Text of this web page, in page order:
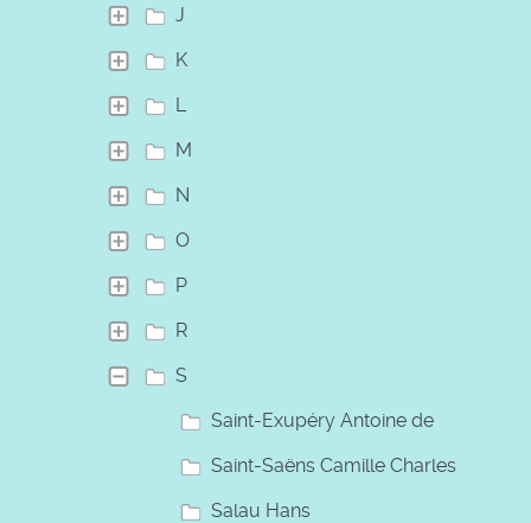
J
K
L
M
N
O
P
R
S
Saint-Exupéry Antoine de
Saint-Saëns Camille Charles
Salau Hans